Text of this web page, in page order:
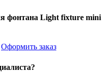
фонтана Light fixture
Оформить заказ